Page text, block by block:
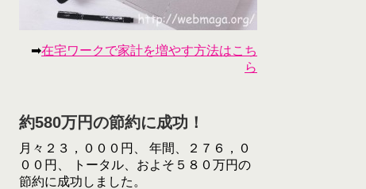
➡在宅ワークで家計を増やす方法はこち
ら
約580万円の節約に成功！
月々２３，０００円、 年間、２７６，０
００円、 トータル、およそ５８０万円の
節約に成功しました。